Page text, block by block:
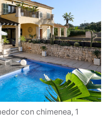
con chimenea, 1